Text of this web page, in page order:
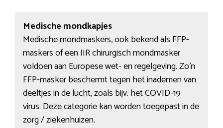
Medische mondkapjes
Medische mondmaskers, ook bekend als FFP-
maskers of een IIR chirurgisch mondmasker
voldoen aan Europese wet- en regelgeving. Zo’n
FFP-masker beschermt tegen het inademen van
deeltjes in de lucht, zoals bijv. het COVID-19
virus. Deze categorie kan worden toegepast in de
zorg / ziekenhuizen.